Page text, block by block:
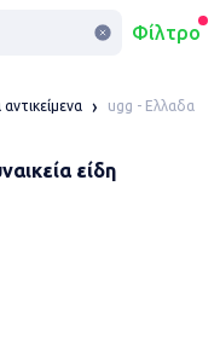
Φίλτρο
ugg - Ελλαδα
είδη